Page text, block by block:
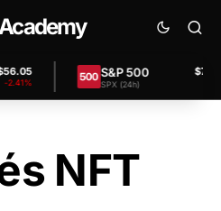
S&P 500
SPX (24h)
$7,457.80
+0.00%
NFT